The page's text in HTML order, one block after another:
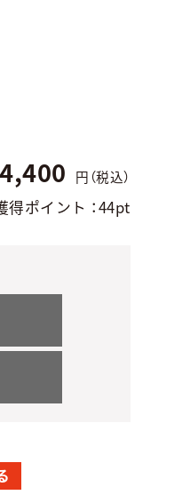
4,400 円（税込）
得ポイント ：44pt